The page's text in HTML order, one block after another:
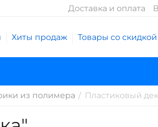
Доставка и оплата
Хиты продаж Товары со скидкой
из полимера / Пластиковый